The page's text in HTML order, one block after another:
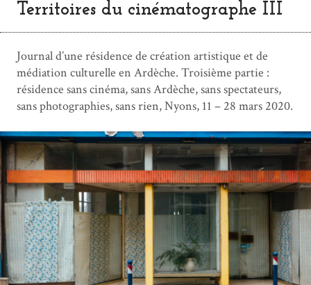
Territoires du cinématographe III
Journal d’une résidence de création artistique et de
médiation culturelle en Ardèche. Troisième partie :
résidence sans cinéma, sans Ardèche, sans spectateurs,
sans photographies, sans rien, Nyons, 11 – 28 mars 2020.